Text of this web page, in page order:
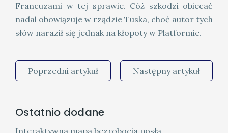
Francuzami w tej sprawie. Cóż szkodzi obiecać
nadal obowiązuje w rządzie Tuska, choć autor tych
słów naraził się jednak na kłopoty w Platformie.
Poprzedni artykuł Następny artykuł
Ostatnio dodane
Interaktywna mapa bezrobocia posła